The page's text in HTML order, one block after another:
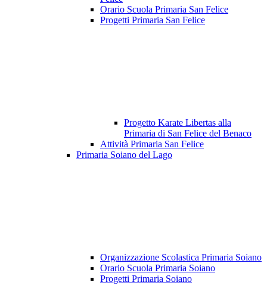
Orario Scuola Primaria San Felice
Progetti Primaria San Felice
Progetto Karate Libertas alla
Primaria di San Felice del Benaco
Attività Primaria San Felice
Primaria Soiano del Lago
Organizzazione Scolastica Primaria Soiano
Orario Scuola Primaria Soiano
Progetti Primaria Soiano